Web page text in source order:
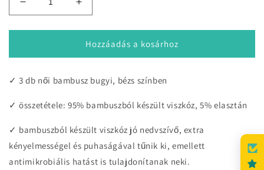
bambusz
bugyi,
3/1,
mennyiségének
női
bambusz
bugyi,
5094,
3/1,
mennyiségének
Hozzáadás a kosárhoz
✓ 3 db női bambusz bugyi, bézs színben
✓ összetétele: 95% bambuszból készült viszkóz, 5% elasztán
✓ bambuszból készült viszkóz jó nedvszívő, extra
kényelmességel és puhaságával tűnik ki, emellett
antimikrobiális hatást is tulajdonítanak neki.